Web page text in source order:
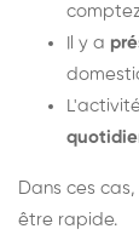
Il y a
Dans ces
être rapide.